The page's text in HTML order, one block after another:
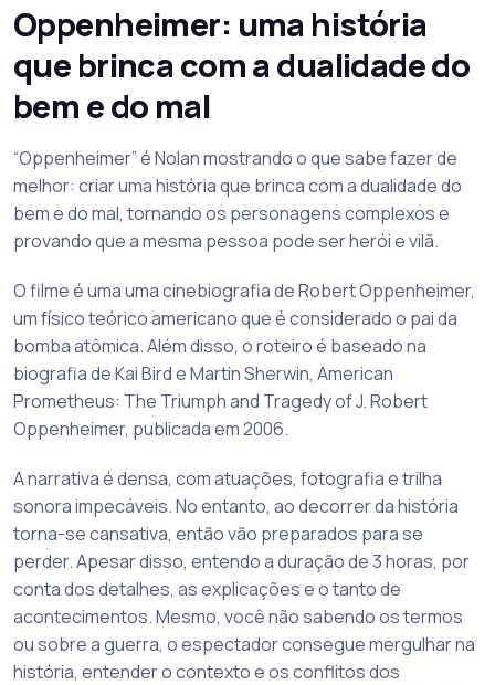
Oppenheimer: uma história
que brinca com a dualidade do
bem e do mal
“Oppenheimer” é Nolan mostrando o que sabe fazer de
melhor: criar uma história que brinca com a dualidade do
bem e do mal, tornando os personagens complexos e
provando que a mesma pessoa pode ser herói e vilã.
O filme é uma uma cinebiografia de Robert Oppenheimer,
um físico teórico americano que é considerado o pai da
bomba atômica. Além disso, o roteiro é baseado na
biografia de Kai Bird e Martin Sherwin, American
Prometheus: The Triumph and Tragedy of J. Robert
Oppenheimer, publicada em 2006.
A narrativa é densa, com atuações, fotografia e trilha
sonora impecáveis. No entanto, ao decorrer da história
torna-se cansativa, então vão preparados para se
perder. Apesar disso, entendo a duração de 3 horas, por
conta dos detalhes, as explicações e o tanto de
acontecimentos. Mesmo, você não sabendo os termos
ou sobre a guerra, o espectador consegue mergulhar na
história, entender o contexto e os conflitos dos